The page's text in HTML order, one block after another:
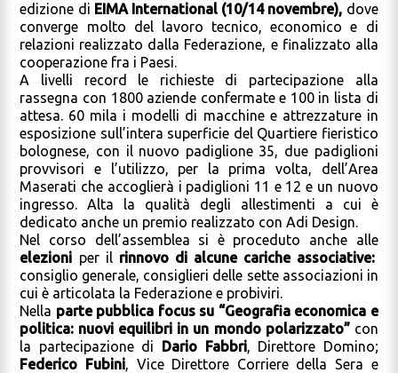
edizione di EIMA International (10/14 novembre), dove
converge molto del lavoro tecnico, economico e di
relazioni realizzato dalla Federazione, e finalizzato alla
cooperazione fra i Paesi.
A livelli record le richieste di partecipazione alla
rassegna con 1800 aziende confermate e 100 in lista di
attesa. 60 mila i modelli di macchine e attrezzature in
esposizione sull’intera superficie del Quartiere fieristico
bolognese, con il nuovo padiglione 35, due padiglioni
provvisori e l’utilizzo, per la prima volta, dell’Area
Maserati che accoglierà i padiglioni 11 e 12 e un nuovo
ingresso. Alta la qualità degli allestimenti a cui è
dedicato anche un premio realizzato con Adi Design.
Nel corso dell’assemblea si è proceduto anche alle
elezioni per il rinnovo di alcune cariche associative:
consiglio generale, consiglieri delle sette associazioni in
cui è articolata la Federazione e probiviri.
Nella parte pubblica focus su “Geografia economica e
politica: nuovi equilibri in un mondo polarizzato”con
la partecipazione di Dario Fabbri, Direttore Domino;
Federico Fubini, Vice Direttore Corriere della Sera e